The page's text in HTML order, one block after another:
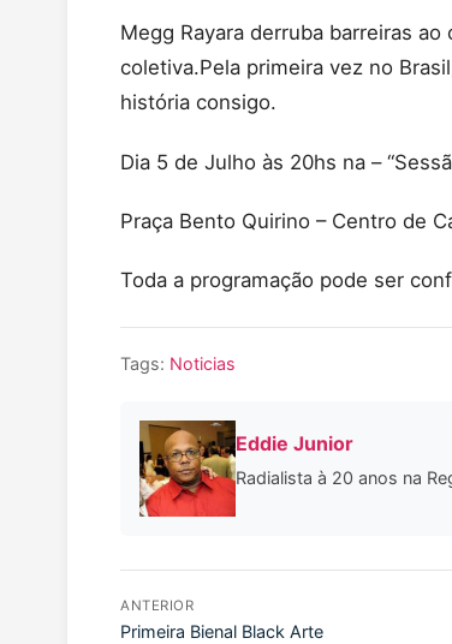
Megg Rayara derruba barreiras
coletiva.Pela primeira vez no
história consigo.
Dia 5 de Julho às 20hs na –
Praça Bento Quirino – Centro de
Toda a programação pode ser
Tags: Noticias
Eddie Junior
Radialista à 20 anos na
ANTERIOR
Primeira Bienal Black Arte